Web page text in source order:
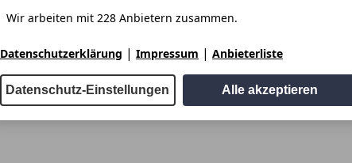
Wir arbeiten mit 228 Anbietern zusammen.
Datenschutzerklärung | Impressum | Anbieterliste
Datenschutz-Einstellungen Alle akzeptieren